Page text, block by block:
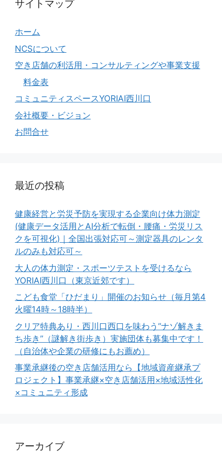
サイトマップ
ホーム
NCSについて
空き店舗の利活用・コンサルティングや事業支援
料金表
コミュニティスペースYORIAI西川口
会社概要・ビジョン
お問合せ
最近の投稿
健康経営と労災予防を実現する企業向け体力測定
(健康データ活用とAI分析で転倒・腰痛・労災リス
クを可視化)｜全国出張対応可～測定器具のレンタ
ルのみも対応可～
大人の体力測定・スポーツテストを受けるなら
YORIAI西川口（東京近郊です）
こども食堂「ひだまり」開催のお知らせ（毎月第4
火曜14時～18時半）
クリア特典あり・西川口西口を味わう”ナゾ解きま
ち歩き”（謎解き街歩き）実施団体も募集中です！
（自治体や企業の研修にもお薦め）
事業承継後の空き店舗活用なら【地域資産継承プ
ロジェクト】事業承継×空き店舗活用×地域活性化
×コミュニティ形成
アーカイブ